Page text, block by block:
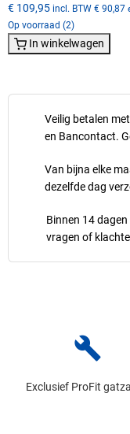
Veilig betalen
en Bancontact.
Van bijna elke
dezelfde dag
Binnen 14
vragen of
€ 109,95 incl. BTW € 90,87
Op voorraad (2)
In winkelwagen
build
Exclusief ProFit